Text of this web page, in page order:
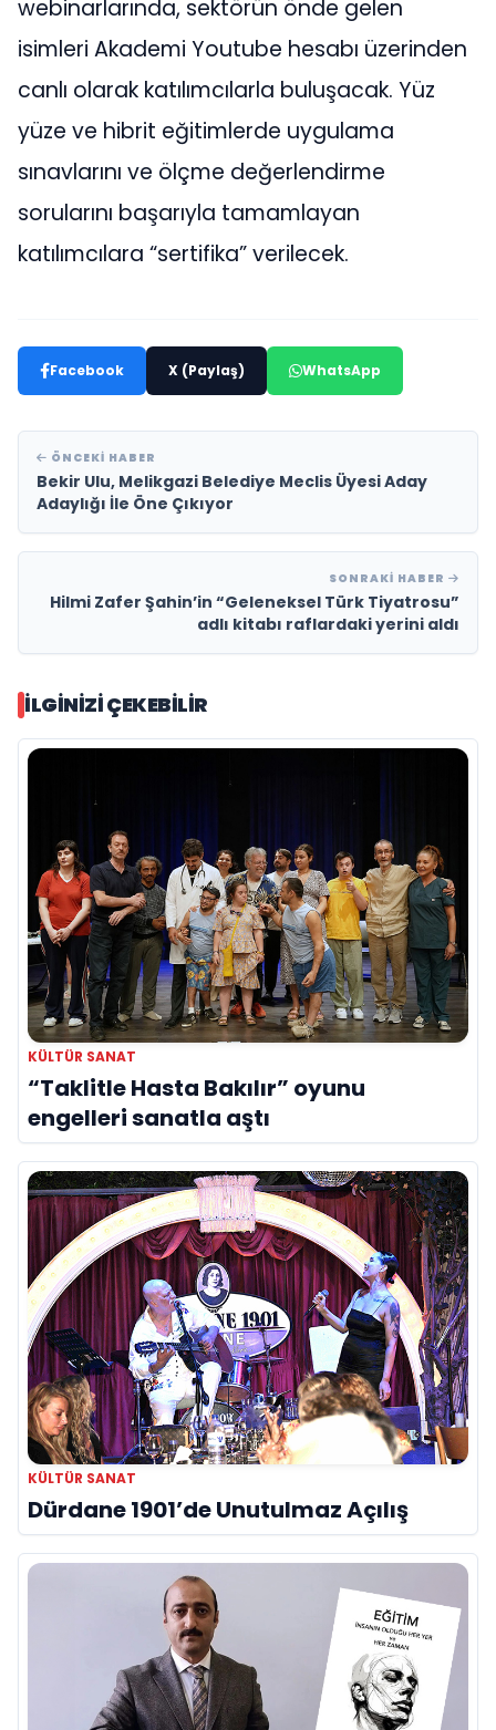
webinarlarında, sektörün önde gelen
isimleri Akademi Youtube hesabı üzerinden
canlı olarak katılımcılarla buluşacak. Yüz
yüze ve hibrit eğitimlerde uygulama
sınavlarını ve ölçme değerlendirme
sorularını başarıyla tamamlayan
katılımcılara “sertifika” verilecek.
Facebook X (Paylaş) WhatsApp
ÖNCEKI HABER
Bekir Ulu, Melikgazi Belediye Meclis Üyesi Aday
Adaylığı İle Öne Çıkıyor
SONRAKI HABER
Hilmi Zafer Şahin’in “Geleneksel Türk Tiyatrosu”
adlı kitabı raflardaki yerini aldı
İLGINIZI ÇEKEBILIR
KÜLTÜR SANAT
“Taklitle Hasta Bakılır” oyunu
engelleri sanatla aştı
KÜLTÜR SANAT
Dürdane 1901’de Unutulmaz Açılış